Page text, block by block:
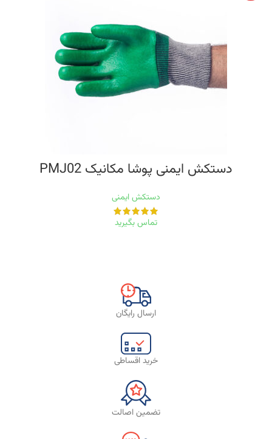
دستکش ایمنی پوشا مکانیک PMJ02
دستکش ایمنی
تماس بگیرید
ارسال رایگان
خرید اقساطی
تضمین اصالت